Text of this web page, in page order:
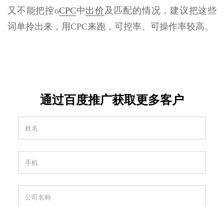
又不能把控oCPC中出价 及匹配的情况，建议把这些
词单拎出来，用CPC来跑，可控率、可操作率较高。
通过百度推广获取更多客户